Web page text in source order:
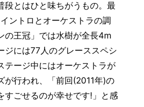
段とはひと味ちがうもの。最
ントロとオーケストラの調
の王冠」では水樹が全長4m
ジには77人のグレーススペシ
テージ中にはオーケストラが
が行われ、「前回(2011年)の
すごせるのが幸せです!」と感